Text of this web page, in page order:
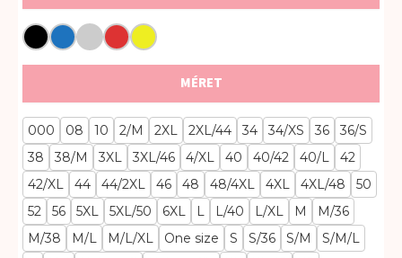
MÉRET
000 08 10 2/M 2XL 2XL/44 34 34/XS 36
36/S
38
38/M 3XL 3XL/46 4/XL 40 40/42 40/L
42
42/XL
44 44/2XL 46 48 48/4XL 4XL 4XL/48
50
52
56 5XL 5XL/50 6XL L L/40 L/XL M
M/36
M/38
M/L M/L/XL One size S S/36 S/M
S/M/L